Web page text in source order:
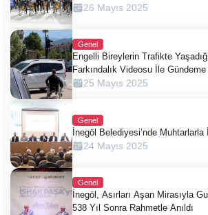
26 Mayıs 2025
Genel
Engelli Bireylerin Trafikte
Farkındalık Videosu İle
25 Mayıs 2025
Genel
İnegöl Belediyesi’nde Muhtarlarla
24 Mayıs 2025
Genel
İnegöl, Asırları Aşan Mirasıyla
538 Yıl Sonra Rahmetle Anıldı